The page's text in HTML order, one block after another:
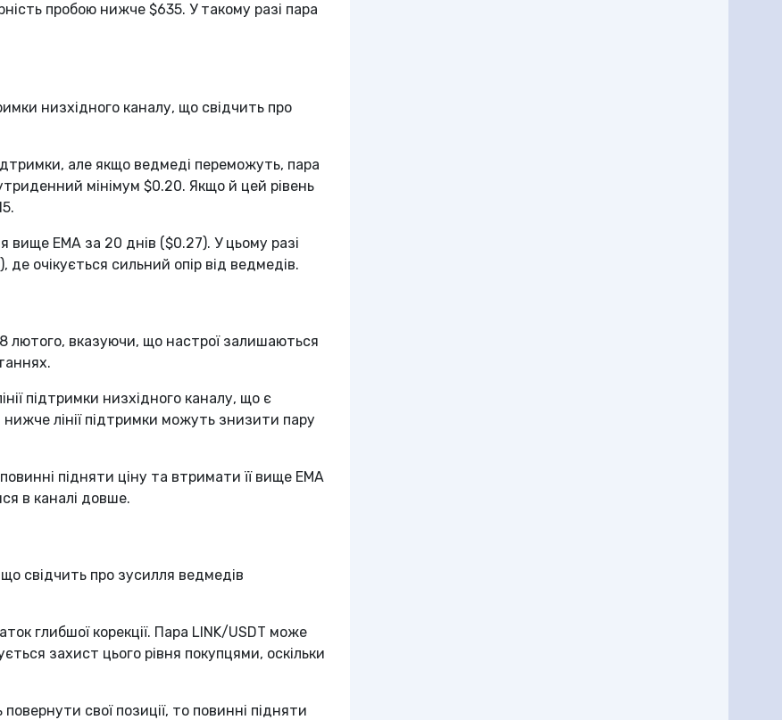
пробою нижче $635. У такому разі пара
низхідного каналу, що свідчить про
але якщо ведмеді переможуть, пара
мінімум $0.20. Якщо й цей рівень
EMA за 20 днів ($0.27). У цьому разі
очікується сильний опір від ведмедів.
лютого, вказуючи, що настрої залишаються
підтримки низхідного каналу, що є
лінії підтримки можуть знизити пару
підняти ціну та втримати її вище EMA
в каналі довше.
свідчить про зусилля ведмедів
глибшої корекції. Пара LINK/USDT може
захист цього рівня покупцями, оскільки
свої позиції, то повинні підняти